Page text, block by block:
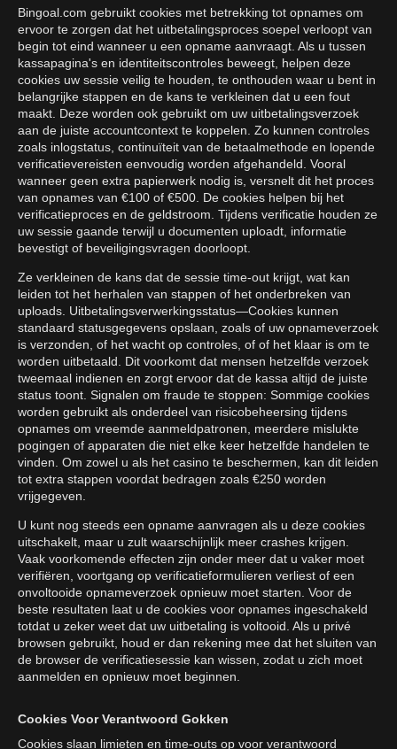
Bingoal.com gebruikt cookies met betrekking tot opnames om
ervoor te zorgen dat het uitbetalingsproces soepel verloopt van
begin tot eind wanneer u een opname aanvraagt. Als u tussen
kassapagina's en identiteitscontroles beweegt, helpen deze
cookies uw sessie veilig te houden, te onthouden waar u bent in
belangrijke stappen en de kans te verkleinen dat u een fout
maakt. Deze worden ook gebruikt om uw uitbetalingsverzoek
aan de juiste accountcontext te koppelen. Zo kunnen controles
zoals inlogstatus, continuïteit van de betaalmethode en lopende
verificatievereisten eenvoudig worden afgehandeld. Vooral
wanneer geen extra papierwerk nodig is, versnelt dit het proces
van opnames van €100 of €500. De cookies helpen bij het
verificatieproces en de geldstroom. Tijdens verificatie houden ze
uw sessie gaande terwijl u documenten uploadt, informatie
bevestigt of beveiligingsvragen doorloopt.
Ze verkleinen de kans dat de sessie time-out krijgt, wat kan
leiden tot het herhalen van stappen of het onderbreken van
uploads. Uitbetalingsverwerkingsstatus—Cookies kunnen
standaard statusgegevens opslaan, zoals of uw opnameverzoek
is verzonden, of het wacht op controles, of of het klaar is om te
worden uitbetaald. Dit voorkomt dat mensen hetzelfde verzoek
tweemaal indienen en zorgt ervoor dat de kassa altijd de juiste
status toont. Signalen om fraude te stoppen: Sommige cookies
worden gebruikt als onderdeel van risicobeheersing tijdens
opnames om vreemde aanmeldpatronen, meerdere mislukte
pogingen of apparaten die niet elke keer hetzelfde handelen te
vinden. Om zowel u als het casino te beschermen, kan dit leiden
tot extra stappen voordat bedragen zoals €250 worden
vrijgegeven.
U kunt nog steeds een opname aanvragen als u deze cookies
uitschakelt, maar u zult waarschijnlijk meer crashes krijgen.
Vaak voorkomende effecten zijn onder meer dat u vaker moet
verifiëren, voortgang op verificatieformulieren verliest of een
onvoltooide opnameverzoek opnieuw moet starten. Voor de
beste resultaten laat u de cookies voor opnames ingeschakeld
totdat u zeker weet dat uw uitbetaling is voltooid. Als u privé
browsen gebruikt, houd er dan rekening mee dat het sluiten van
de browser de verificatiesessie kan wissen, zodat u zich moet
aanmelden en opnieuw moet beginnen.
Cookies Voor Verantwoord Gokken
Cookies slaan limieten en time-outs op voor verantwoord